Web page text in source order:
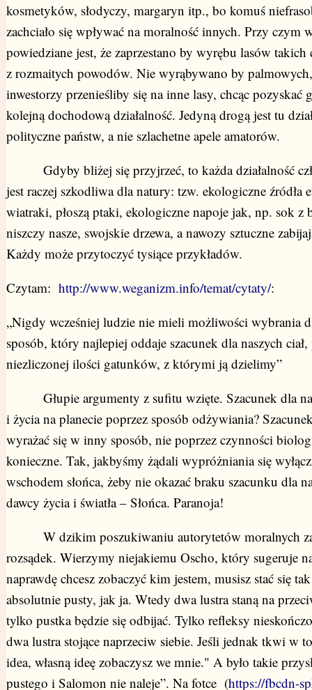
kosmetyków, słodyczy, margaryn itp., bo komuś
zachciało się wpływać na moralność innych. Przy czym
powiedziane jest, że zaprzestano by wyrębu lasów takich
z rozmaitych powodów. Nie wyrąbywano by palmowych,
inwestorzy przenieśliby się na inne lasy, chcąc pozyskać
kolejną dochodową działalność. Jedyną drogą jest tu
polityczne państw, a nie szlachetne apele amatorów.
Gdyby bliżej się przyjrzeć, to każda działalność
jest raczej szkodliwa dla natury: tzw. ekologiczne źródła
wiatraki, płoszą ptaki, ekologiczne napoje jak, np. sok z
niszczy nasze, swojskie drzewa, a nawozy sztuczne
Każdy może przytoczyć tysiące przykładów.
Czytam: http://www.weganizm.info/temat/cytaty/:
„Nigdy wcześniej ludzie nie mieli możliwości wybrania
sposób, który najlepiej oddaje szacunek dla naszych
niezliczonej ilości gatunków, z którymi ją dzielimy”
Głupie argumenty z sufitu wzięte. Szacunek dla
i życia na planecie poprzez sposób odżywiania?
wyrażać się w inny sposób, nie poprzez czynności
konieczne. Tak, jakbyśmy żądali wypróżniania się
wschodem słońca, żeby nie okazać braku szacunku dla
dawcy życia i światła – Słońca. Paranoja!
W dzikim poszukiwaniu autorytetów moralnych
rozsądek. Wierzymy niejakiemu Oscho, który sugeruje
naprawdę chcesz zobaczyć kim jestem, musisz stać się
absolutnie pusty, jak ja. Wtedy dwa lustra staną na
tylko pustka będzie się odbijać. Tylko refleksy
dwa lustra stojące naprzeciw siebie. Jeśli jednak tkwi w
idea, własną ideę zobaczysz we mnie." A było takie
pustego i Salomon nie naleje”. Na fotce (https://fbcdn-